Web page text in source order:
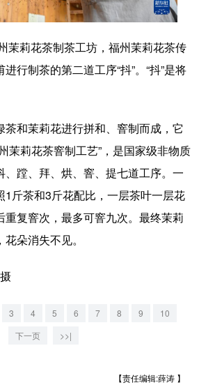
振兴 银龄 溯源中国
乐 时尚 悦读
天津
吉林
西
宁夏
莉花茶制茶工坊，福州茉莉花茶传
行制茶的第二道工序“抖”。“抖”是将
和茉莉花进行拼和、窨制而成，它
茉莉花茶窨制工艺”，是国家级非物质
、蹚、拜、烘、窨、提七道工序。一
1斤茶和3斤花配比，一层茶叶一层花
重复窨次，最多可窨九次。最终茉莉
朵消失不见。
3 4 5 6 7 8 9
10
下一页
>>|
【责任编辑:薛涛 】